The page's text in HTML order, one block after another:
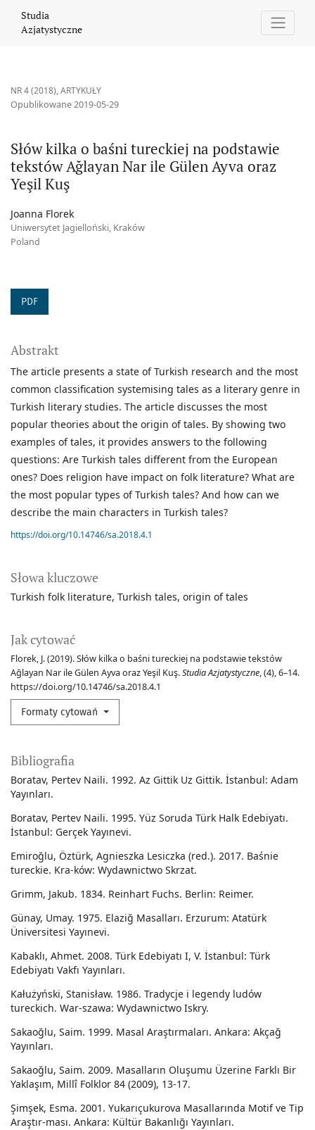
Studia
Azjatystyczne
NR 4 (2018),ARTYKUŁY
Słów kilka o baśni tureckiej na podstawie
tekstów Ağlayan Nar ile Gülen Ayva oraz
Yeşil Kuş
Opublikowane 2019-05-29
Joanna Florek
Uniwersytet Jagielloński, Kraków
Poland
PDF
Słowa kluczowe
Turkish folk literature Turkish tales origin of tales
Jak cytować
Florek, J. (2019). Słów kilka o baśni tureckiej na podstawie tekstów
Ağlayan Nar ile Gülen Ayva oraz Yeşil Kuş.Studia Azjatystyczne, (4), 6–14.
https://doi.org/10.14746/sa.2018.4.1
Formaty cytowań
Abstrakt
The article presents a state of Turkish research and the most
common classification systemising tales as a literary genre in
Turkish literary studies. The article discusses the most
popular theories about the origin of tales. By showing two
examples of tales, it provides answers to the following
questions: Are Turkish tales different from the European
ones? Does religion have impact on folk literature? What are
the most popular types of Turkish tales? And how can we
describe the main characters in Turkish tales?
https://doi.org/10.14746/sa.2018.4.1
Bibliografia
Boratav, Pertev Naili. 1992. Az Gittik Uz Gittik. İstanbul: Adam
Yayınları.
Boratav, Pertev Naili. 1995. Yüz Soruda Türk Halk Edebiyatı.
İstanbul: Gerçek Yayınevi.
Emiroğlu, Öztürk, Agnieszka Lesiczka (red.). 2017. Baśnie
tureckie. Kra-ków: Wydawnictwo Skrzat.
Grimm, Jakub. 1834. Reinhart Fuchs. Berlin: Reimer.
Günay, Umay. 1975. Elaziğ Masalları. Erzurum: Atatürk
Üniversitesi Yayınevi.
Kabaklı, Ahmet. 2008. Türk Edebiyatı I, V. İstanbul: Türk
Edebiyatı Vakfı Yayınları.
Kałużyński, Stanisław. 1986. Tradycje i legendy ludów
tureckich. War-szawa: Wydawnictwo Iskry.
Sakaoğlu, Saim. 1999. Masal Araştırmaları. Ankara: Akçağ
Yayınları.
Sakaoğlu, Saim. 2009. Masalların Oluşumu Üzerine Farklı Bir
Yaklaşım, Millî Folklor 84 (2009), 13-17.
Şimşek, Esma. 2001. Yukarıçukurova Masallarında Motif ve Tip
Araştır-ması. Ankara: Kültür Bakanlığı Yayınları.